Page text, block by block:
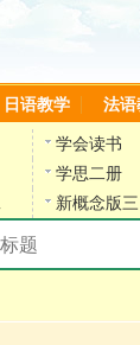
日语教学 法语
学会读书
学思二册
新概念版三